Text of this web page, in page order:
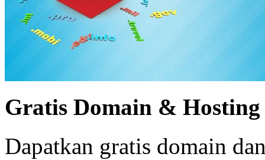
Gratis Domain & Hosting
Dapatkan gratis domain